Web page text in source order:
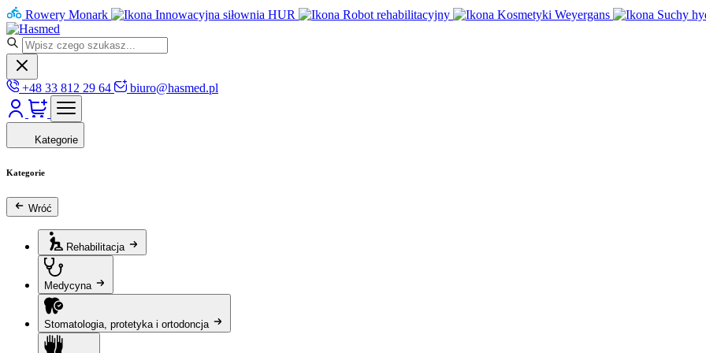
Rowery Monark Innowacyjna siłownia HUR Robot rehabilitacyjny Kosmetyki Weyergans Suchy
+48 33 812 29 64 biuro@hasmed.pl
Kategorie
Kategorie
Wróć
Rehabilitacja
Medycyna
Stomatologia, protetyka i ortodoncja